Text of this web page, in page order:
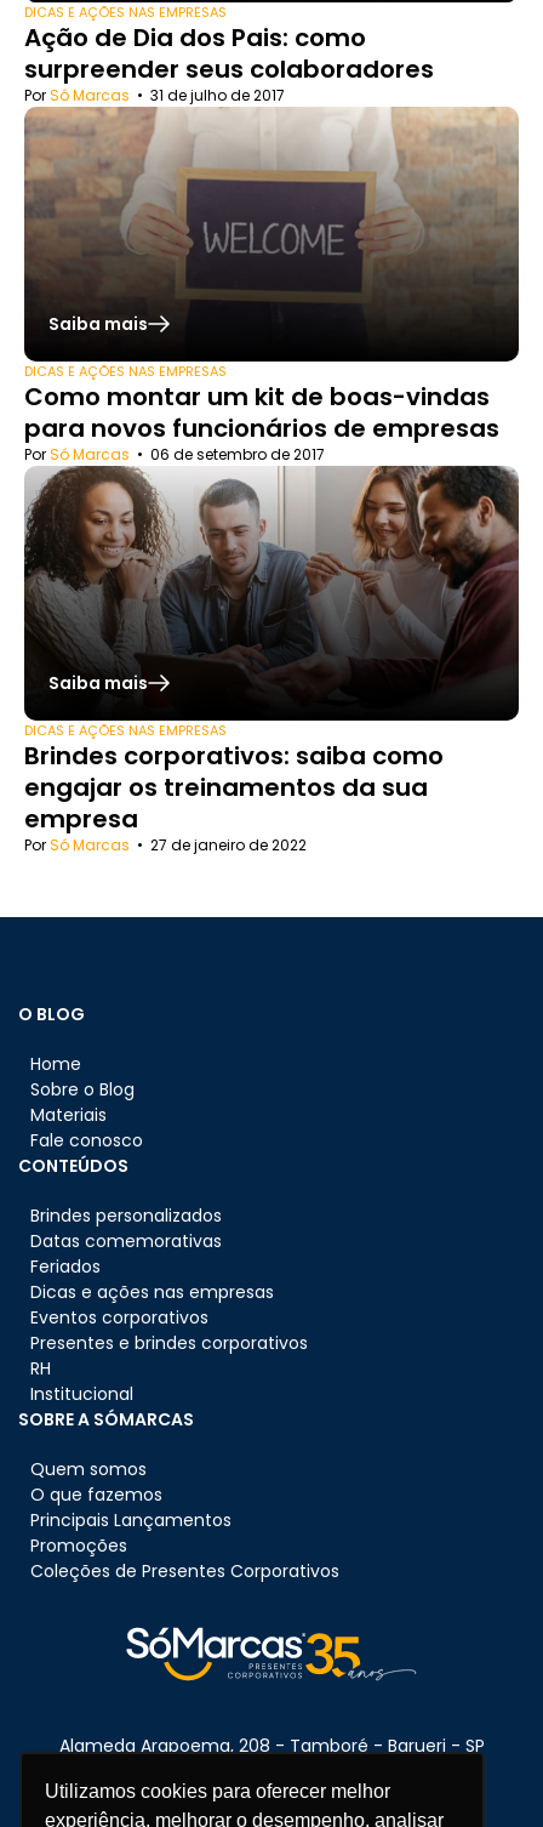
Utilizamos cookies para oferecer melhor
experiência, melhorar o desempenho, analisar
DICAS E AÇÕES NAS EMPRESAS
Ação de Dia dos Pais: como
surpreender seus colaboradores
PorSó Marcas • 31 de julho de 2017
Saiba mais
DICAS E AÇÕES NAS EMPRESAS
Como montar um kit de boas-vindas
para novos funcionários de empresas
PorSó Marcas • 06 de setembro de 2017
Saiba mais
DICAS E AÇÕES NAS EMPRESAS
Brindes corporativos: saiba como
engajar os treinamentos da sua
empresa
PorSó Marcas • 27 de janeiro de 2022
O BLOG
Home
Sobre o Blog
Materiais
Fale conosco
CONTEÚDOS
Brindes personalizados
Datas comemorativas
Feriados
Dicas e ações nas empresas
Eventos corporativos
Presentes e brindes corporativos
RH
Institucional
SOBRE A SÓMARCAS
Quem somos
O que fazemos
Principais Lançamentos
Promoções
Coleções de Presentes Corporativos
Alameda Arapoema, 208 - Tamboré - Barueri - SP
06460-080